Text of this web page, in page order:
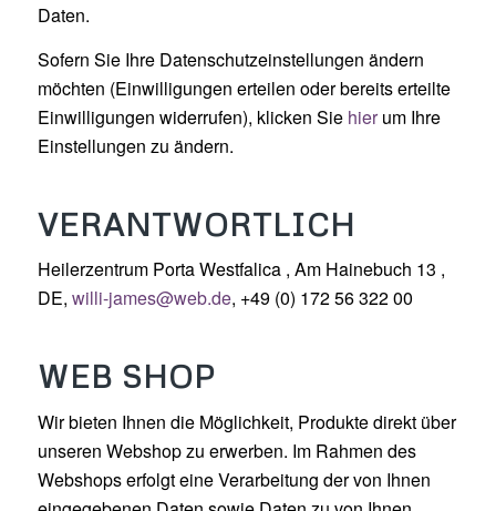
Daten.
Sofern Sie Ihre Datenschutzeinstellungen ändern
möchten (Einwilligungen erteilen oder bereits erteilte
Einwilligungen widerrufen), klicken Sie hierum Ihre
Einstellungen zu ändern.
VERANTWORTLICH
Heilerzentrum Porta Westfalica , Am Hainebuch 13 ,
DE, willi-james@web.de, +49 (0) 172 56 322 00
WEB SHOP
Wir bieten Ihnen die Möglichkeit, Produkte direkt über
unseren Webshop zu erwerben. Im Rahmen des
Webshops erfolgt eine Verarbeitung der von Ihnen